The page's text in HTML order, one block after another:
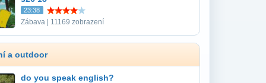
23:38
Zábava | 11169 zobrazení
a outdoor
do you speak english?